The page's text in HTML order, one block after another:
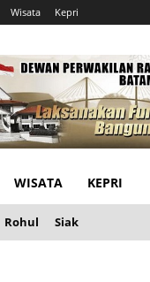
Wisata Kepri
WISATA KEPRI
Rohul Siak